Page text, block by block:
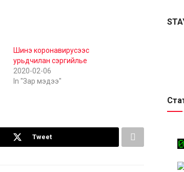
Шинэ коронавирусээс
урьдчилан сэргийлье
2020-02-06
In "Зар мэдээ"
Tweet